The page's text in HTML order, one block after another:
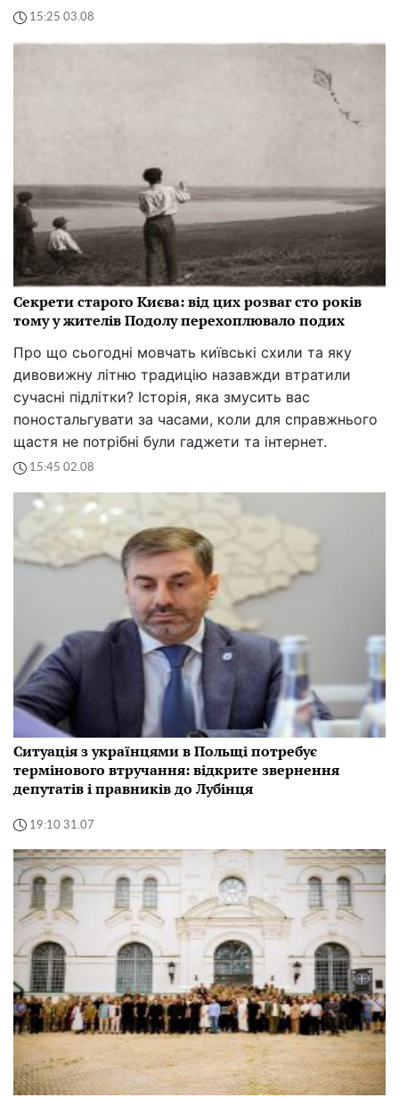
15:25 03.08
Секрети старого Києва: від цих розваг сто років
тому у жителів Подолу перехоплювало подих
Про що сьогодні мовчать київські схили та яку
дивовижну літню традицію назавжди втратили
сучасні підлітки? Історія, яка змусить вас
поностальгувати за часами, коли для справжнього
щастя не потрібні були гаджети та інтернет.
15:45 02.08
Ситуація з українцями в Польщі потребує
термінового втручання: відкрите звернення
депутатів і правників до Лубінця
19:10 31.07